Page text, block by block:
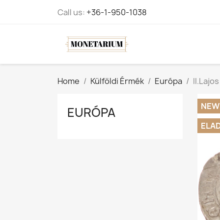
Call us: +36-1-950-1038
Home Külföldi Érmék Európa
EURÓPA
NEW